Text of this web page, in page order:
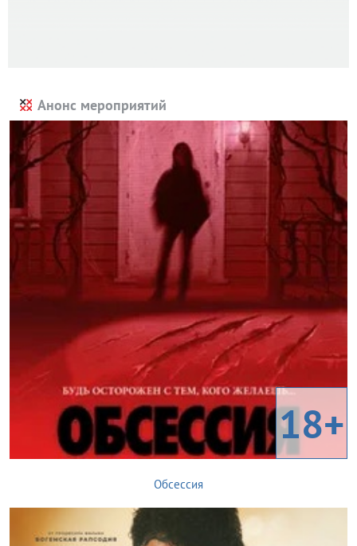
Анонс мероприятий
18+
Обсессия